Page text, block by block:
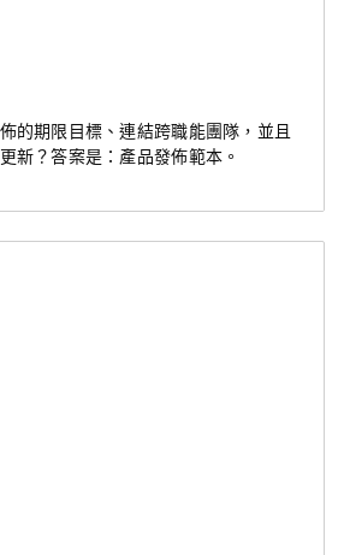
的期限目標、連結跨職能團隊，並且
新？答案是：產品發佈範本。